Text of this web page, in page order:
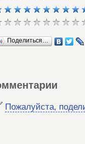
Поделиться…
Пожалуйста,